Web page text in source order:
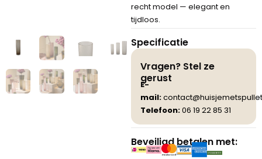
recht model — elegant en
tijdloos.
Specificatie
Vragen? Stel ze
gerust
E-
mail:
Telefoon:06 19 22 85 31
Beveiligd betalen met: